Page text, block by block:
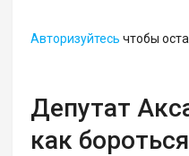
Авторизуйтесь чтобы
Депутат
как